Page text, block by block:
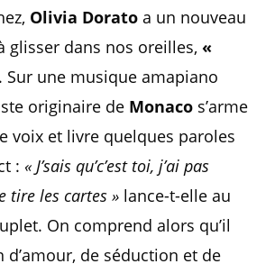
Olivia Dorato a un nouveau
glisser dans nos oreilles, «
. Sur une musique amapiano
originaire de Monaco s’arme
voix et livre quelques paroles
: « J’sais qu’c’est toi, j’ai pas
tire les cartes » lance-t-elle au
On comprend alors qu’il
d’amour, de séduction et de